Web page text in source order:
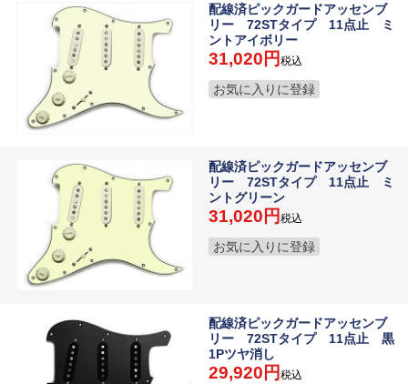
配線済ピックガードアッセンブ
リー 72STタイプ 11点止 ミ
ントアイボリー
31,020 税込
お気に入りに登録
配線済ピックガードアッセンブ
リー 72STタイプ 11点止 ミ
ントグリーン
31,020 税込
お気に入りに登録
配線済ピックガードアッセンブ
リー 72STタイプ 11点止 黒
1Pツヤ消し
29,920 税込